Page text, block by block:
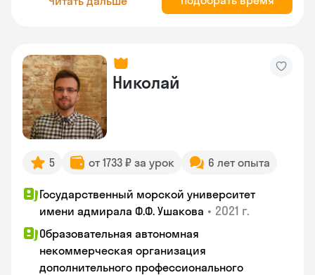
Николай
5 от 1733 ₽ за урок 6 лет опыта
Государственный морской университет
имени адмирала Ф.Ф. Ушакова • 2021 г.
Образовательная автономная
некоммерческая организация
дополнительного профессионального